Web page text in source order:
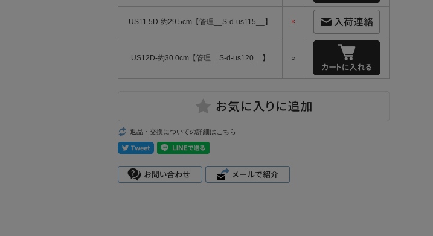
US11.5D-約29.5cm【管理__S-d-us115__】 ×
US12D-約30.0cm【管理__S-d-us120__】 ○
返品・交換についての詳細はこちら